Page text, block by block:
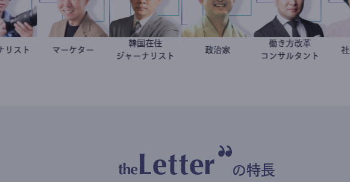
志葉玲
ジャーナリスト 室谷良平
マーケター
韓国在住
ジャーナリスト
新田龍
働き方改革
コンサルタント
の特長